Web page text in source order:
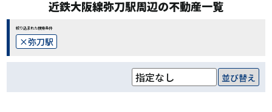
近鉄大阪線弥刀駅周辺の不動産一覧
絞り込まれた検索条件
弥刀駅
並び替え